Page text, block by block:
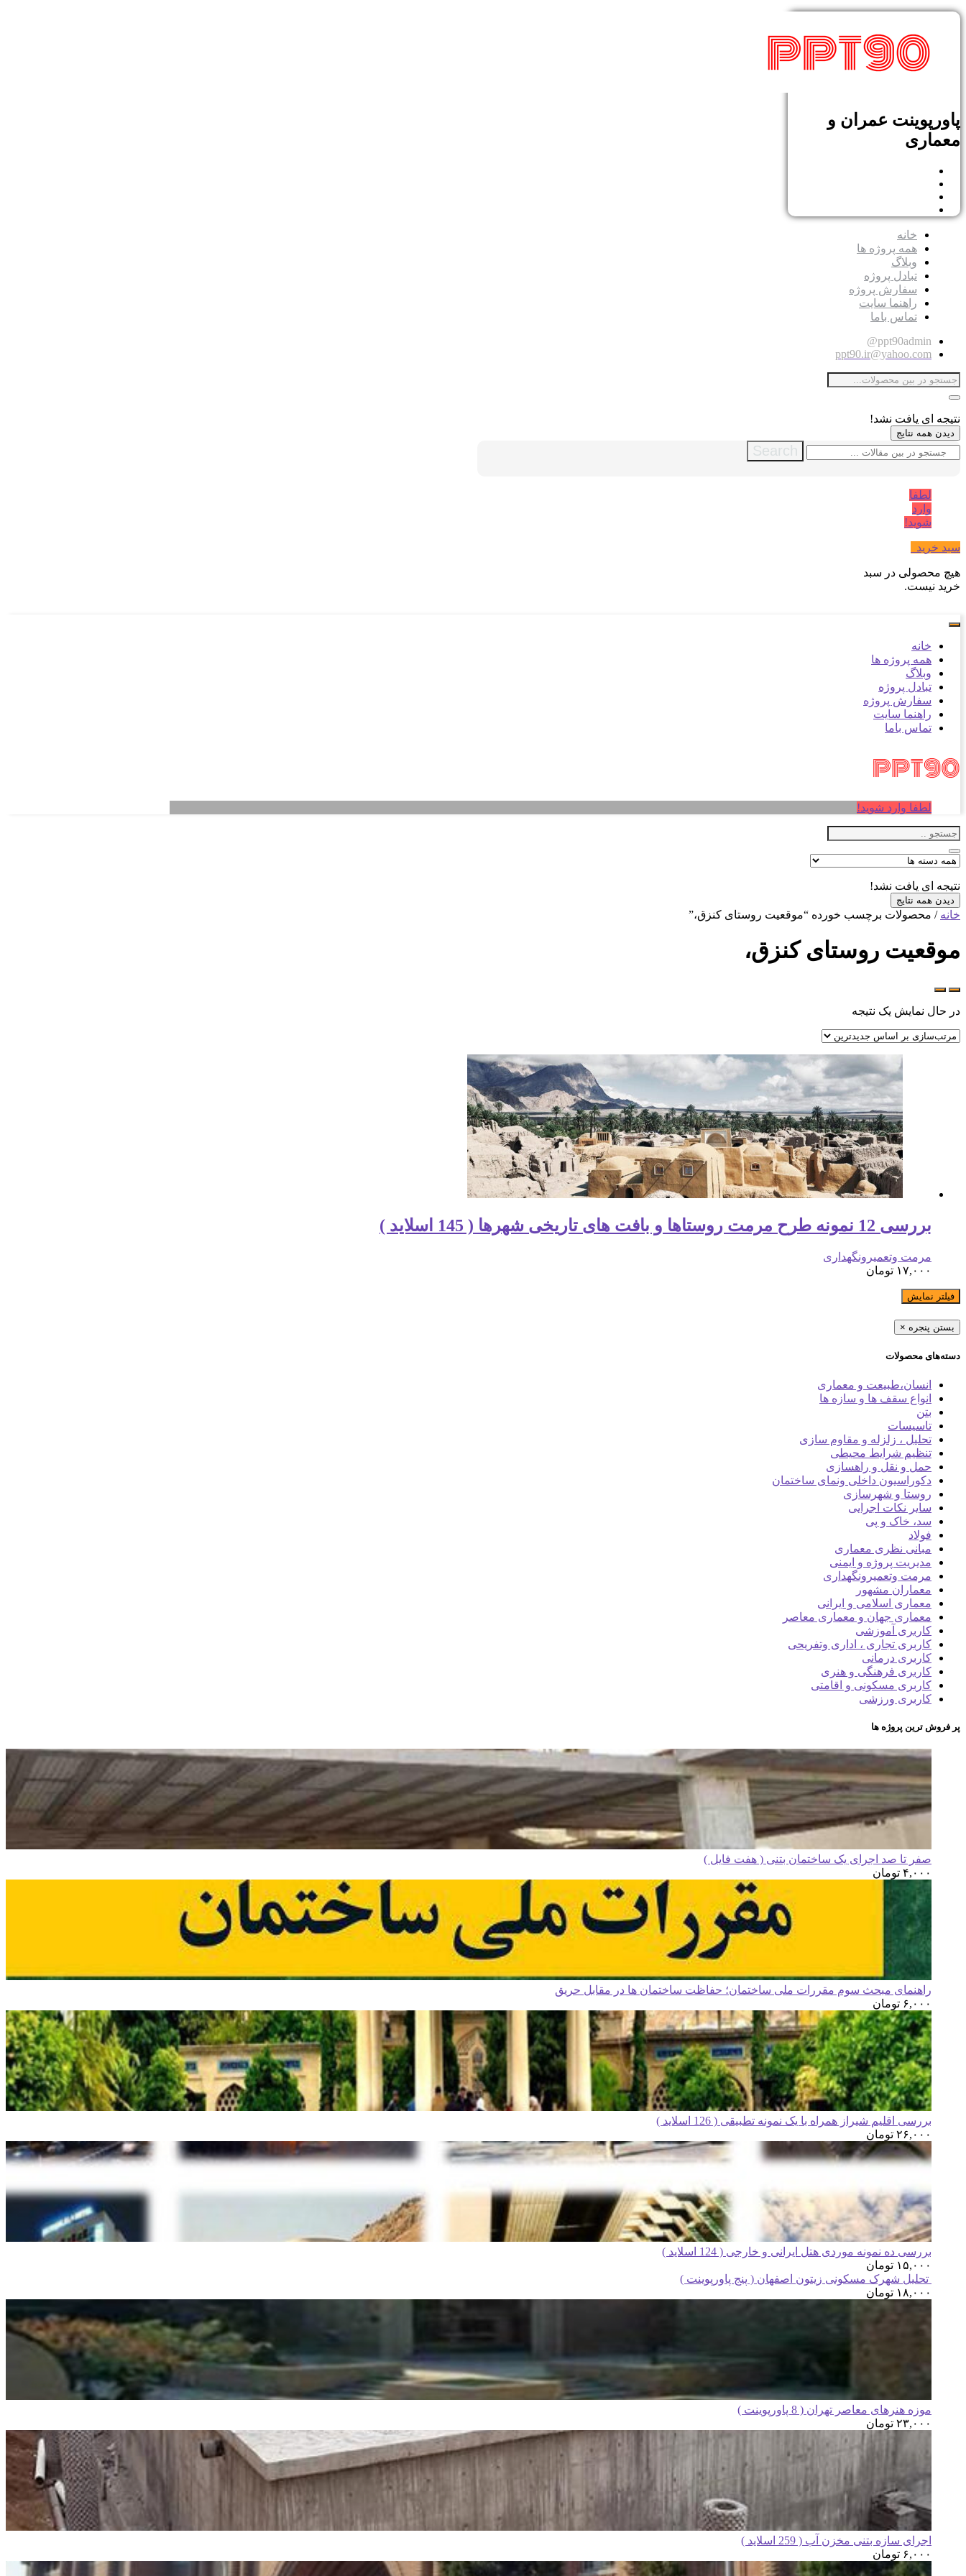
پاورپوینت عمران و
معماری
خانه
همه پروژه ها
وبلاگ
تبادل پروژه
سفارش پروژه
راهنما سایت
تماس باما
ppt90admin@
ppt90.ir@yahoo.com
نتیجه ای یافت نشد!
دیدن همه نتایج
Search
لطفا
وارد
شوید!
سبد خرید
هیچ محصولی در سبد
خرید نیست.
خانه
همه پروژه ها
وبلاگ
تبادل پروژه
سفارش پروژه
راهنما سایت
تماس باما
لطفا وارد شوید!
نتیجه ای یافت نشد!
دیدن همه نتایج
خانه / محصولات برچسب خورده “موقعیت روستای کنزق،”
موقعیت روستای کنزق،
در حال نمایش یک نتیجه
بررسی 12 نمونه طرح مرمت روستاها و بافت های تاریخی شهرها ( 145 اسلاید )
مرمت وتعمیرونگهداری
۱۷,۰۰۰ تومان
فیلتر نمایش
بستن پنجره ×
دسته‌های محصولات
انسان،طبیعت و معماری
انواع سقف ها و سازه ها
بتن
تاسیسات
تحلیل ، زلزله و مقاوم سازی
تنظیم شرایط محیطی
حمل و نقل و راهسازی
دکوراسیون داخلی ونمای ساختمان
روستا و شهرسازی
سایر نکات اجرایی
سد، خاک و پی
فولاد
مبانی نظری معماری
مدیریت پروژه و ایمنی
مرمت وتعمیرونگهداری
معماران مشهور
معماری اسلامی و ایرانی
معماری جهان و معماری معاصر
کاربری آموزشی
کاربری تجاری ، اداری وتفریحی
کاربری درمانی
کاربری فرهنگی و هنری
کاربری مسکونی و اقامتی
کاربری ورزشی
پر فروش ترین پروژه ها
صفر تا صد اجرای یک ساختمان بتنی ( هفت فایل )
۴,۰۰۰ تومان
راهنمای مبحث سوم مقررات ملی ساختمان؛ حفاظت ساختمان ها در مقابل حریق
۶,۰۰۰ تومان
بررسی اقلیم شیراز همراه با یک نمونه تطبیقی ( 126 اسلاید )
۲۶,۰۰۰ تومان
بررسی ده نمونه موردی هتل ایرانی و خارجی ( 124 اسلاید )
۱۵,۰۰۰ تومان
تحلیل شهرک مسکونی زیتون اصفهان ( پنج پاورپوینت )
۱۸,۰۰۰ تومان
موزه هنرهای معاصر تهران ( 8 پاورپوینت )
۲۳,۰۰۰ تومان
اجرای سازه بتنی مخزن آب ( 259 اسلاید )
۶,۰۰۰ تومان